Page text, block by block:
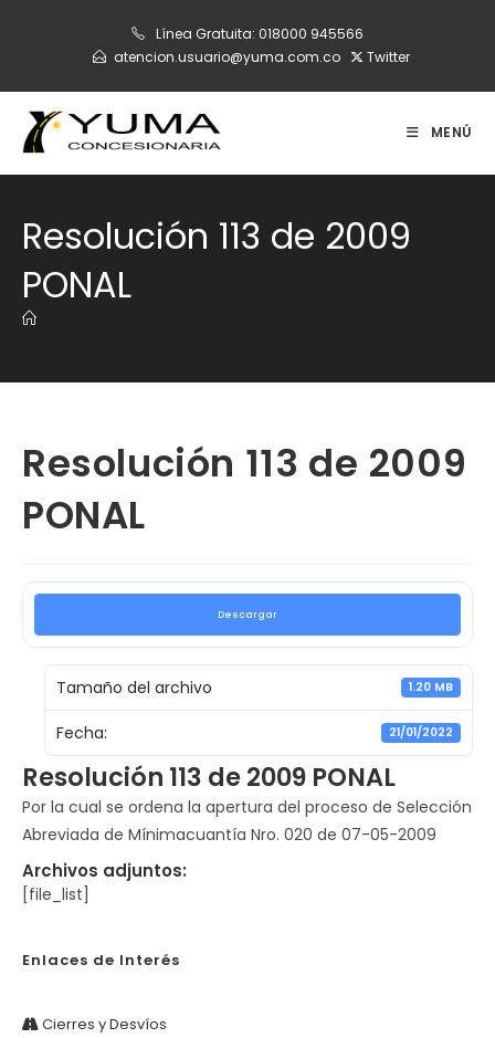
Línea Gratuita: 018000 945566
atencion.usuario@yuma.com.co
Twitter
MENÚ
Resolución 113 de 2009
PONAL
Resolución 113 de 2009
PONAL
Descargar
Tamaño del archivo 1.20 MB
Fecha: 21/01/2022
Resolución 113 de 2009 PONAL
Por la cual se ordena la apertura del proceso de Selección
Abreviada de Mínimacuantía Nro. 020 de 07-05-2009
Archivos adjuntos:
[file_list]
Enlaces de Interés
Cierres y Desvíos